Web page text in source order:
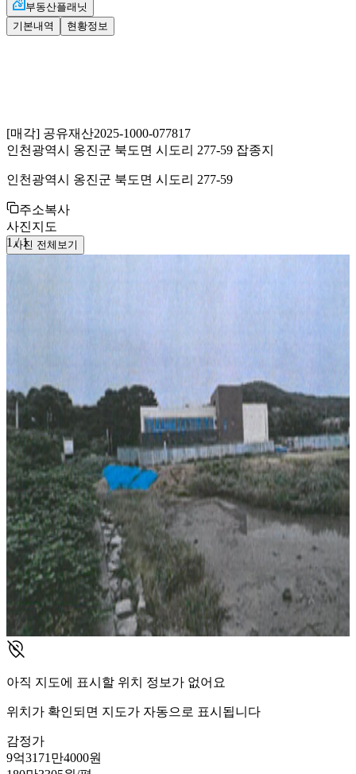
부동산플래닛
기본내역
현황정보
[매각] 공유재산2025-1000-077817
인천광역시 옹진군 북도면 시도리 277-59 잡종지
인천광역시 옹진군 북도면 시도리 277-59
주소복사
사진지도
1 /1
사진 전체보기
아직 지도에 표시할 위치 정보가 없어요
위치가 확인되면 지도가 자동으로 표시됩니다
감정가
9억3171만4000원